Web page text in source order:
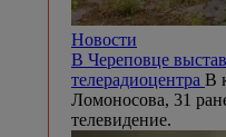
Новости
В Череповце
телерадиоцентра В
Ломоносова, 31
телевидение.